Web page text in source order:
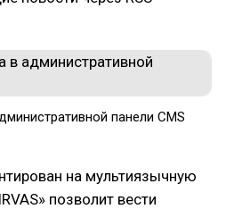
панели CMS
на мультиязычную
позволит вести